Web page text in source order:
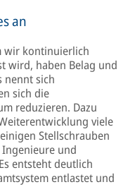
an
wir kontinuierlich
wird, haben Belag und
nennt sich
sich die
reduzieren. Dazu
viele
Stellschrauben
und
entsteht deutlich
entlastet und